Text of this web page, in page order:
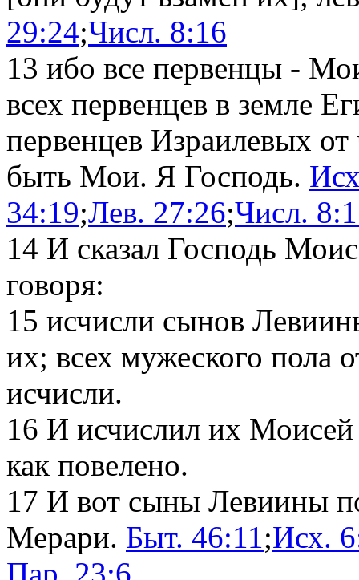
29:24;Числ. 8:16
13 ибо все первенцы -
всех первенцев в земле
первенцев Израилевых
быть Мои. Я Господь.
34:19;Лев. 27:26;Числ.
14 И сказал Господь
говоря:
15 исчисли сынов
их; всех мужеского пола
исчисли.
16 И исчислил их
как повелено.
17 И вот сыны Левиины
Мерари. Быт. 46:11;Исх.
Пар. 23:6